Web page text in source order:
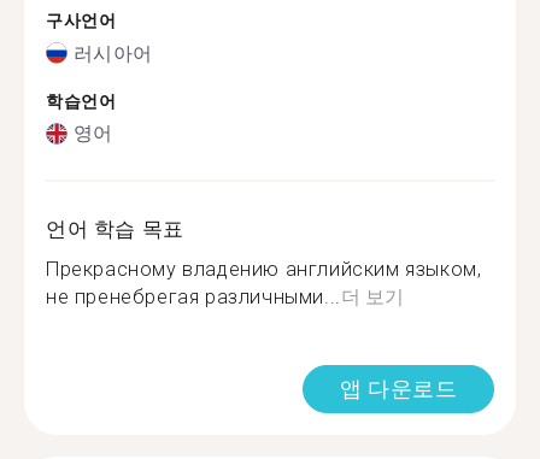
구사언어
러시아어
학습언어
영어
언어 학습 목표
Прекрасному владению английским языком,
не пренебрегая различными...더 보기
앱 다운로드